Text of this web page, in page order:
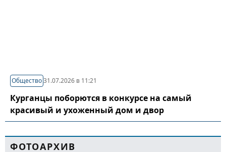
Общество31.07.2026 в 11:21
Курганцы поборются в конкурсе на самый
красивый и ухоженный дом и двор
ФОТОАРХИВ